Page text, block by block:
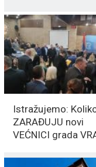
Istražujemo:
ZARAĐUJU novi
VEĆNICI grada